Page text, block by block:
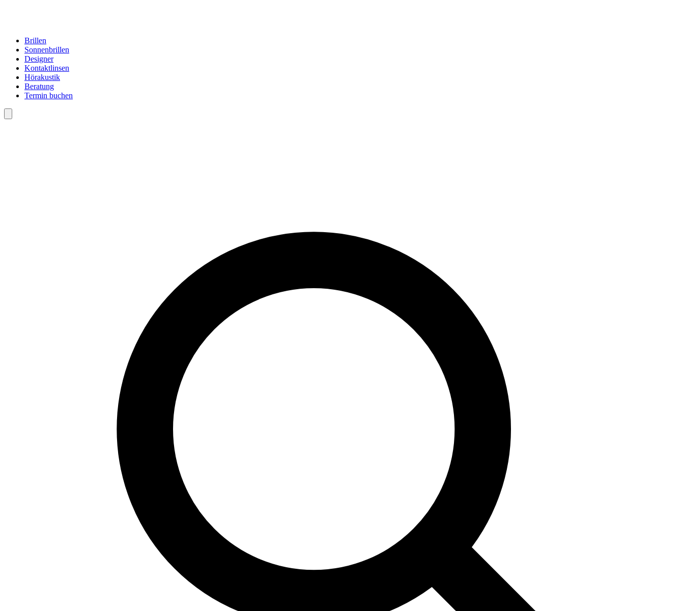
Brillen
Sonnenbrillen
Designer
Kontaktlinsen
Hörakustik
Beratung
Termin buchen